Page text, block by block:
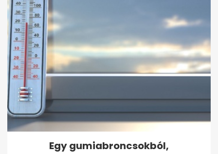
Egy gumiabroncsokból,